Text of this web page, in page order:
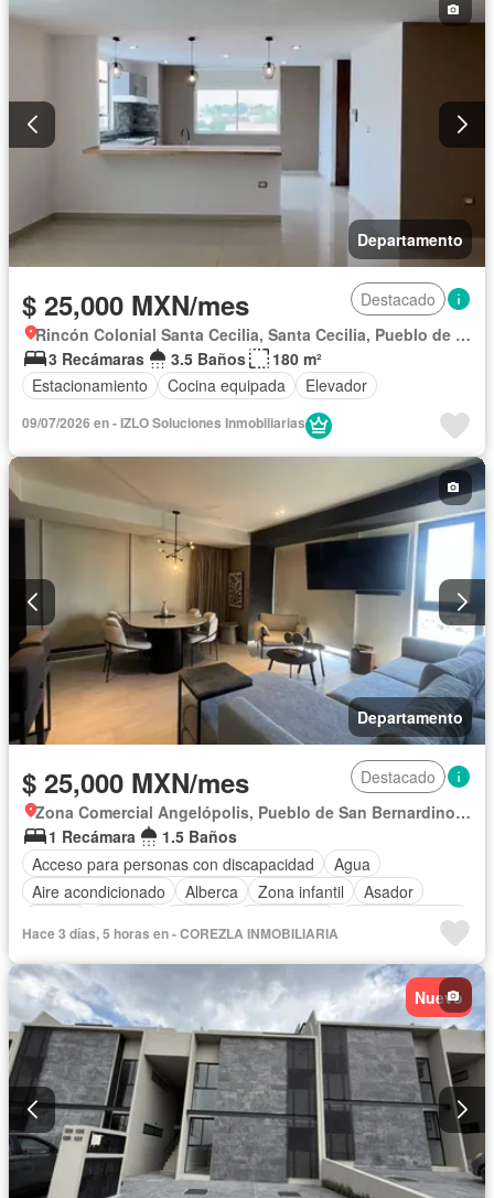
Departamento
$ 25,000 MXN/mes
Destacado
Rincón Colonial Santa Cecilia, Santa Cecilia, Pueblo de San Bernardino Tlaxcalancingo
3 Recámaras
3.5 Baños
180 m²
Estacionamiento
Cocina equipada Elevador
09/07/2026 en - IZLO Soluciones Inmobiliarias
Departamento
$ 25,000 MXN/mes
Destacado
Zona Comercial Angelópolis, Pueblo de San Bernardino Tlaxcalancingo
1 Recámara
1.5 Baños
Acceso para personas con discapacidad
Agua
Aire acondicionado
Alberca Zona infantil
Asador
Cancha de tenis
Caseta de vigilancia
Circuito cerrado de televisión
Chimenea
Cocina equipada
Cocina integral
Cuarto de Limpieza
Cuarto de servicio
Electricidad
Elevador
Estacionamiento Gas natural
Gimnasio
Internet
Jacuzzi Jardín
Despacho
Recámara con closet
Azotea Sala polivalente
Sauna
Seguridad
Televisión por cable
Terraza
Vista panorámica
Wifi Zonas verdes
Permite mascotas
Permite niños
Completamente amueblado
Hace 3 días, 5 horas en - COREZLA INMOBILIARIA
Nuevo